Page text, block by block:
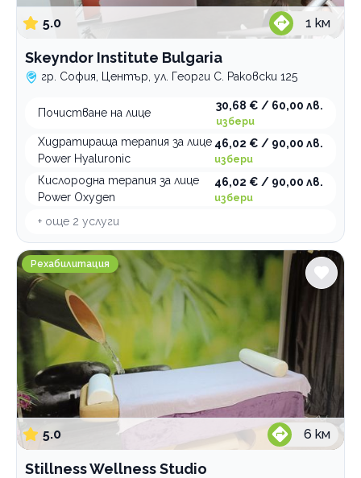
5.0 1 км
Skeyndor Institute Bulgaria
гр. София, Център, ул. Георги С. Раковски 125
Почистване на лице
30,68 € / 60,00 лв.
избери
Хидратираща терапия за лице
Power Hyaluronic
46,02 € / 90,00 лв.
избери
Кислородна терапия за лице
Power Oxygen
46,02 € / 90,00 лв.
избери
+ още 2 услуги
Stillness Wellness Studio
Рехабилитация
5.0 6 км
Stillness Wellness Studio